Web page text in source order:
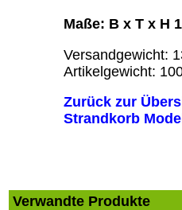
Maße: B x T x H
Versandgewicht:
Artikelgewicht:
Zurück zur
Strandkorb
Verwandte Produkte